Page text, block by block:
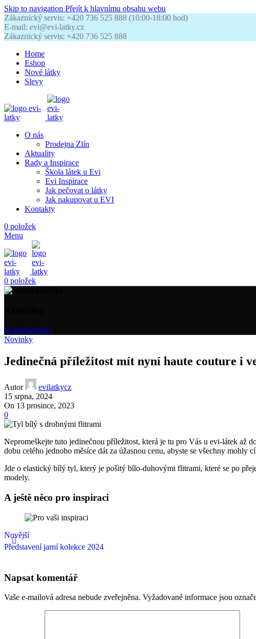
Skip to navigation Přejít k hlavnímu obsahu webu
Zákaznický servis: +420 736 525 888 (10:00-18:00 hod)
E-mail: evi@evi-latky.cz
Zákaznický servis: +420 736 525 888
Home
Eshop
Nové látky
Slevy
O nás
Prodejna Zlín
Aktuality
Rady a Inspirace
Škola látek u Evi
Evi Inspirace
Jak pečovat o látky
Jak nakupovat u EVI
Kontakty
0 položek
Menu
0 položek
HomeNovinky
Novinky
Jedinečná příležitost mít nyní haute couture i
Autor
evilatkycz
15 srpna, 2024
On 13 prosince, 2023
0
Nepromeškejte tuto jedinečnou příležitost, která je tu pro Vás u evi-látek až
dobu celého jednoho měsíce dát za úžasnou cenu, abyste se všechny
Jde o elastický bílý tyl, který je pošitý bílo-duhovými flitrami, které se po
modely.
A ještě něco pro inspiraci
Novější
Představení jarní kolekce 2024
Napsat komentář
Vaše e-mailová adresa nebude zveřejněna. Vyžadované informace jsou